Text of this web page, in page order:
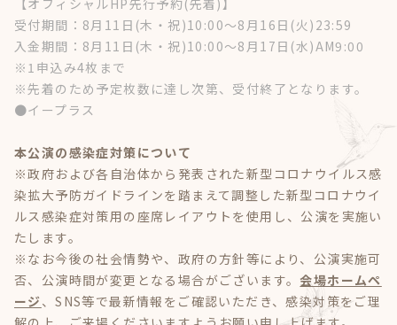
【オフィシャルHP先行予約(先着)】
受付期間：8月11日(木・祝)10:00～8月16日(火)23:59
入金期間：8月11日(木・祝)10:00～8月17日(水)AM9:00
※1申込み4枚まで
※先着のため予定枚数に達し次第、受付終了となります。
●イープラス
本公演の感染症対策について
※政府および各自治体から発表された新型コロナウイルス感
染拡大予防ガイドラインを踏まえて調整した新型コロナウイ
ルス感染症対策用の座席レイアウトを使用し、公演を実施い
たします。
※なお今後の社会情勢や、政府の方針等により、公演実施可
否、公演時間が変更となる場合がございます。 会場ホームペ
ージ、SNS等で最新情報をご確認いただき、感染対策をご理